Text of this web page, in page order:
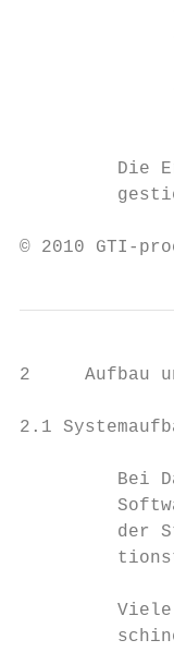
Die
© 2010
2     Aufbau
2.1
Bei
der